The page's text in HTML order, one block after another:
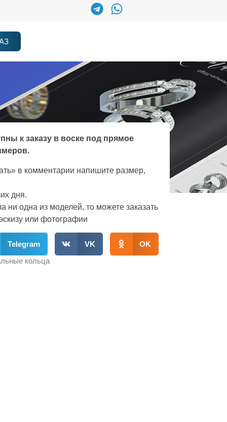
к заказу в воске под прямое
в комментарии напишите размер,
дня.
ни одна из моделей, то можете заказать
или фотографии
Telegram VK
OK
кольца